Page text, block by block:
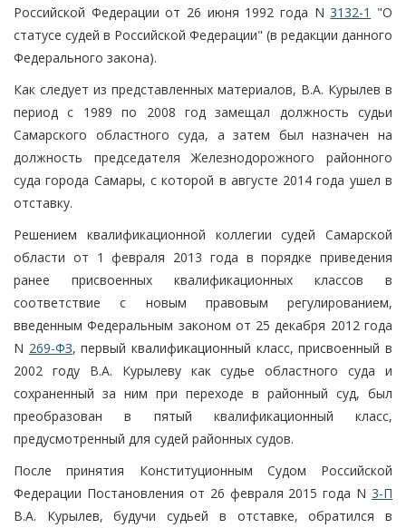
Российской Федерации от 26 июня 1992 года N3132-1 "О
статусе судей в Российской Федерации" (в редакции данного
Федерального закона).
Как следует из представленных материалов, В.А. Курылев в
период с 1989 по 2008 год замещал должность судьи
Самарского областного суда, а затем был назначен на
должность председателя Железнодорожного районного
суда города Самары, с которой в августе 2014 года ушел в
отставку.
Решением квалификационной коллегии судей Самарской
области от 1 февраля 2013 года в порядке приведения
ранее присвоенных квалификационных классов в
соответствие с новым правовым регулированием,
введенным Федеральным законом от 25 декабря 2012 года
N 269-ФЗ, первый квалификационный класс, присвоенный в
2002 году В.А. Курылеву как судье областного суда и
сохраненный за ним при переходе в районный суд, был
преобразован в пятый квалификационный класс,
предусмотренный для судей районных судов.
После принятия Конституционным Судом Российской
Федерации Постановления от 26 февраля 2015 года N 3-П
В.А. Курылев, будучи судьей в отставке, обратился в